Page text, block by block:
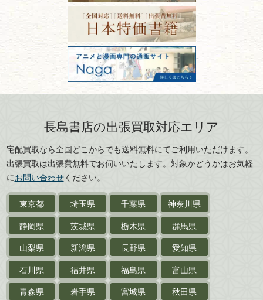
書道具
美術書・アート本・
デザイン本
カメラ・撮影術
版画・リトグラフ・
刀剣・鎧・甲冑
武道書・武術書
近代文学・
サイン色紙
作家草稿・原稿・肉筆物
探偵小説・推理小説
乗物
鉄道・
電車・バス
価値ある古書を売るポイント
と注意点
宮城県
秋田県
山形県
岐阜県
三重県
滋賀県
京都府
大阪府
兵庫県
奈良県
島根県
岡山県
徳島県
香川県
愛媛県
フリーダイヤル：0120-414-548
電話：03-3512-8115
FAX：03-3512-8116
古物商許可：東京都公安委員会 第
301028901712号
古物商名称：有限会社長島書店
長島書店の出張買取対応エリア
宅配買取なら全国どこからでも送料無料にてご利用いただけます。
出張買取は出張費無料でお伺いいたします。対象かどうかはお気軽
にお問い合わせください。
東京都 埼玉県 千葉県
神奈川県
静岡県
茨城県 栃木県
群馬県
山梨県
新潟県 長野県
愛知県
石川県
福井県 福島県
富山県
青森県
岩手県 宮城県
秋田県